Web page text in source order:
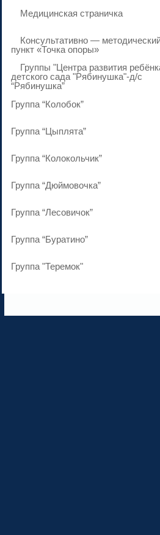
Медицинская страничка
Консультативно —
пункт «Точка опоры»
Группы "Центра развития
детского сада "Рябинушка"-д/с
“Рябинушка”
Группа “Колобок”
Группа “Цыплята”
Группа “Колокольчик”
Группа “Дюймовочка”
Группа “Лесовичок”
Группа “Буратино”
Группа "Теремок"